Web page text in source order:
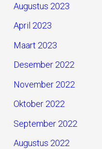
Augustus 2023
April 2023
Maart 2023
Desember 2022
November 2022
Oktober 2022
September 2022
Augustus 2022